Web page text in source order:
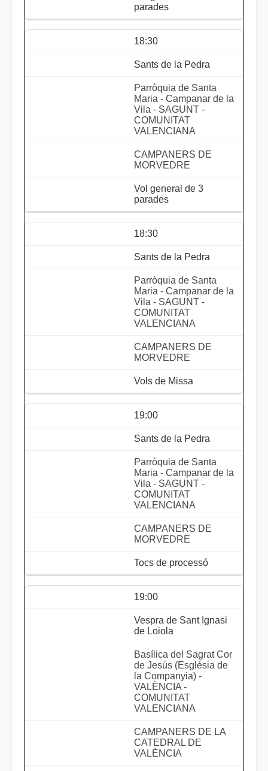
parades
18:30
Sants de la Pedra
Parròquia de Santa
Maria - Campanar de la
Vila - SAGUNT -
COMUNITAT
VALENCIANA
CAMPANERS DE
MORVEDRE
Vol general de 3
parades
18:30
Sants de la Pedra
Parròquia de Santa
Maria - Campanar de la
Vila - SAGUNT -
COMUNITAT
VALENCIANA
CAMPANERS DE
MORVEDRE
Vols de Missa
19:00
Sants de la Pedra
Parròquia de Santa
Maria - Campanar de la
Vila - SAGUNT -
COMUNITAT
VALENCIANA
CAMPANERS DE
MORVEDRE
Tocs de processó
19:00
Vespra de Sant Ignasi
de Loiola
Basílica del Sagrat Cor
de Jesús (Església de
la Companyia) -
VALÈNCIA -
COMUNITAT
VALENCIANA
CAMPANERS DE LA
CATEDRAL DE
VALÈNCIA